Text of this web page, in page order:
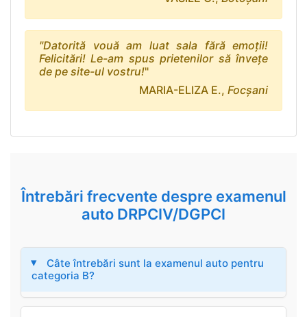
"Datorită vouă am luat sala fără emoţii!
Felicitări! Le-am spus prietenilor să înveţe
de pe site-ul vostru!"
MARIA-ELIZA E., Focşani
Întrebări frecvente despre examenul
auto DRPCIV/DGPCI
▸
Câte întrebări sunt la examenul auto pentru
categoria B?